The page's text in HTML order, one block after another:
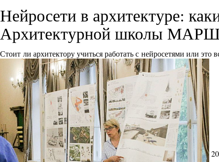
Нейросети в архитектуре:
Архитектурной школы
Стоит ли архитектору учиться работать с нейросетями или это